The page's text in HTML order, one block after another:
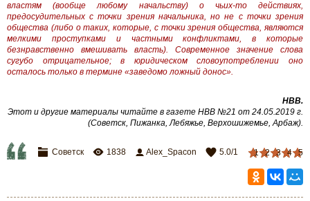
властям (вообще любому начальству) о чьих-то действиях,
предосудительных с точки зрения начальника, но не с точки зрения
общества (либо о таких, которые, с точки зрения общества, являются
мелкими проступками и частными конфликтами, в которые
безнравственно вмешивать власть). Современное значение слова
сугубо отрицательное; в юридическом словоупотреблении оно
осталось только в термине «заведомо ложный донос».
НВВ.
Этот и другие материалы читайте в газете НВВ №21 от 24.05.2019 г.
(Советск, Пижанка, Лебяжье, Верхошижемье, Арбаж)
1 2 3 4 5
Советск 1838 Alex_Spacon 5.0/1